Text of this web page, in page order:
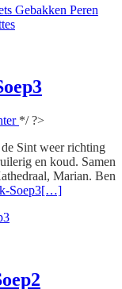
Gebakken Peren
*/ ?>
Sint weer richting
en koud. Samen
Marian. Ben
Soep3[…]